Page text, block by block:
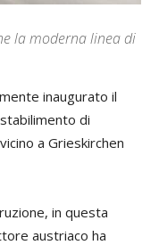
la moderna linea di
inaugurato il
di
a Grieskirchen
in questa
austriaco ha